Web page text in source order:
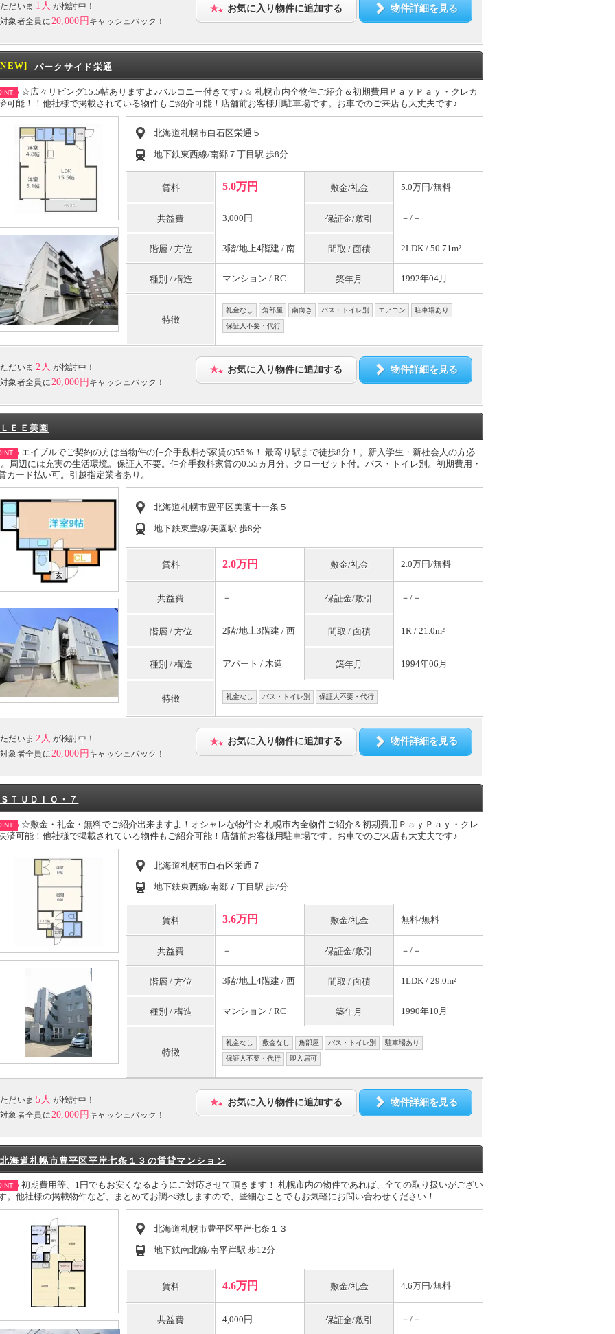
ただいま 1人 が検討中！
対象者全員に20,000円 キャッシュバック！
お気に入り物件に追加する 物件詳細を見る
パークサイド栄通
☆広々リビング15.5帖ありますよ♪バルコニー付きです♪☆ 札幌市内全物件ご紹介＆初期費用ＰａｙＰａｙ・クレカ
可能！！他社様で掲載されている物件もご紹介可能！店舗前お客様用駐車場です。お車でのご来店も大丈夫です♪
北海道札幌市白石区栄通５
地下鉄東西線/南郷７丁目駅 歩8分
賃料 5.0万円 敷金/礼金 5.0万円/無料
共益費 3,000円 保証金/敷引 －/－
階層 / 方位 3階/地上4階建 / 南 間取 / 面積 2LDK / 50.71m²
種別 / 構造 マンション / RC 築年月 1992年04月
特徴
礼金なし 角部屋 南向き バス・トイレ別 エアコン 駐車場あり
保証人不要・代行
ただいま 2人 が検討中！
対象者全員に 20,000円 キャッシュバック！
お気に入り物件に追加する 物件詳細を見る
ＬＥＥ美園
エイブルでご契約の方は当物件の仲介手数料が家賃の55％！ 最寄り駅まで徒歩8分！。新入学生・新社会人の方必
周辺には充実の生活環境。保証人不要。仲介手数料家賃の0.55ヵ月分。クローゼット付。バス・トイレ別。初期費用・
カード払い可。引越指定業者あり。
北海道札幌市豊平区美園十一条５
地下鉄東豊線/美園駅 歩8分
賃料 2.0万円 敷金/礼金 2.0万円/無料
共益費 － 保証金/敷引 －/－
階層 / 方位 2階/地上3階建 / 西 間取 / 面積 1R / 21.0m²
種別 / 構造 アパート / 木造 築年月 1994年06月
特徴 礼金なし バス・トイレ別 保証人不要・代行
ただいま 2人 が検討中！
対象者全員に20,000円 キャッシュバック！
お気に入り物件に追加する 物件詳細を見る
ＳＴＵＤＩＯ・７
☆敷金・礼金・無料でご紹介出来ますよ！オシャレな物件☆ 札幌市内全物件ご紹介＆初期費用ＰａｙＰａｙ・クレ
済可能！他社様で掲載されている物件もご紹介可能！店舗前お客様用駐車場です。お車でのご来店も大丈夫です♪
北海道札幌市白石区栄通７
地下鉄東西線/南郷７丁目駅 歩7分
賃料 3.6万円 敷金/礼金 無料/無料
共益費 － 保証金/敷引 －/－
階層 / 方位 3階/地上4階建 / 西 間取 / 面積 1LDK / 29.0m²
種別 / 構造 マンション / RC 築年月 1990年10月
特徴
礼金なし 敷金なし 角部屋 バス・トイレ別 駐車場あり
保証人不要・代行 即入居可
ただいま 5人 が検討中！
対象者全員に 20,000円 キャッシュバック！
お気に入り物件に追加する 物件詳細を見る
北海道札幌市豊平区平岸七条１３の賃貸マンション
初期費用等、1円でもお安くなるようにご対応させて頂きます！ 札幌市内の物件であれば、全ての取り扱いがござい
。他社様の掲載物件など、まとめてお調べ致しますので、些細なことでもお気軽にお問い合わせください！
北海道札幌市豊平区平岸七条１３
地下鉄南北線/南平岸駅 歩12分
賃料 4.6万円 敷金/礼金 4.6万円/無料
共益費 4,000円 保証金/敷引 －/－